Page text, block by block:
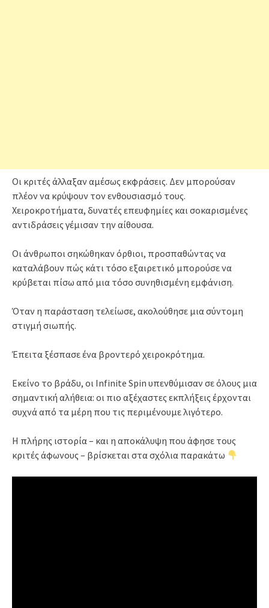
Οι κριτές άλλαξαν αμέσως εκφράσεις. Δεν μπορούσαν
πλέον να κρύψουν τον ενθουσιασμό τους.
Χειροκροτήματα, δυνατές επευφημίες και σοκαρισμένες
αντιδράσεις γέμισαν την αίθουσα.
Οι άνθρωποι σηκώθηκαν όρθιοι, προσπαθώντας να
καταλάβουν πώς κάτι τόσο εξαιρετικό μπορούσε να
κρύβεται πίσω από μια τόσο συνηθισμένη εμφάνιση.
Όταν η παράσταση τελείωσε, ακολούθησε μια σύντομη
στιγμή σιωπής.
Έπειτα ξέσπασε ένα βροντερό χειροκρότημα.
Εκείνο το βράδυ, οι Infinite Spin υπενθύμισαν σε όλους μια
σημαντική αλήθεια: οι πιο αξέχαστες εκπλήξεις έρχονται
συχνά από τα μέρη που τις περιμένουμε λιγότερο.
Η πλήρης ιστορία – και η αποκάλυψη που άφησε τους
κριτές άφωνους – βρίσκεται στα σχόλια παρακάτω